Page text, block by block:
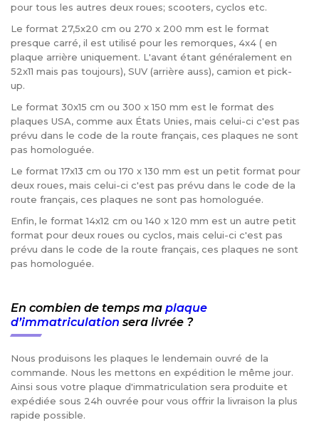
pour tous les autres deux roues; scooters, cyclos etc.
Le format 27,5x20 cm ou 270 x 200 mm est le format
presque carré, il est utilisé pour les remorques, 4x4 ( en
plaque arrière uniquement. L'avant étant généralement en
52x11 mais pas toujours), SUV (arrière auss), camion et pick-
up.
Le format 30x15 cm ou 300 x 150 mm est le format des
plaques USA, comme aux États Unies, mais celui-ci c'est pas
prévu dans le code de la route français, ces plaques ne sont
pas homologuée.
Le format 17x13 cm ou 170 x 130 mm est un petit format pour
deux roues, mais celui-ci c'est pas prévu dans le code de la
route français, ces plaques ne sont pas homologuée.
Enfin, le format 14x12 cm ou 140 x 120 mm est un autre petit
format pour deux roues ou cyclos, mais celui-ci c'est pas
prévu dans le code de la route français, ces plaques ne sont
pas homologuée.
En combien de temps ma plaque
d’immatriculation sera livrée ?
Nous produisons les plaques le lendemain ouvré de la
commande. Nous les mettons en expédition le même jour.
Ainsi sous votre plaque d'immatriculation sera produite et
expédiée sous 24h ouvrée pour vous offrir la livraison la plus
rapide possible.